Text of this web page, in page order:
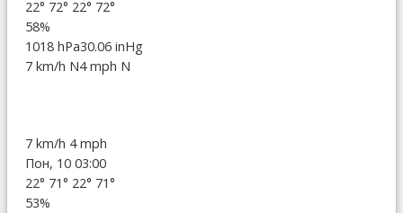
22° 72° 22° 72°
58%
1018 hPa30.06 inHg
7 km/h N4 mph N
7 km/h 4 mph
Пон, 10 03:00
22° 71° 22° 71°
53%